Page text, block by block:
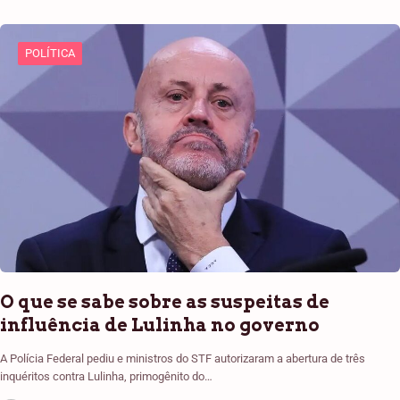
POLÍTICA
O que se sabe sobre as suspeitas de
influência de Lulinha no governo
A Polícia Federal pediu e ministros do STF autorizaram a abertura de três
inquéritos contra Lulinha, primogênito do…